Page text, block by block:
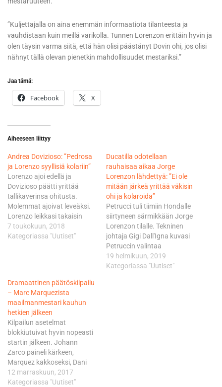
”Kuljettajalla on aina enemmän informaatiota tilanteesta ja
vauhdistaan kuin meillä varikolla. Tunnen Lorenzon erittäin hyvin ja
olen täysin varma siitä, että hän olisi päästänyt Dovin ohi, jos olisi
nähnyt tällä olevan pienetkin mahdollisuudet mestariksi.”
Jaa tämä:
Facebook X
Aiheeseen liittyy
Andrea Dovizioso: ”Pedrosa
ja Lorenzo syyllisiä kolariin”
Lorenzo ajoi edellä ja
Dovizioso päätti yrittää
tallikaverinsa ohitusta.
Molemmat ajoivat leveäksi.
Lorenzo leikkasi takaisin
radalle ja osui Pedrosaan,
joka yritti samalla ohittaa
kolariin oli Dani, koska hän
oli takanamme. Hän yritti
sisäkautta ohi kovemmalla
vauhdilla kuin…
7 toukokuun, 2018
Kategoriassa "Uutiset"
Ducatilla odotellaan
rauhaisaa aikaa Jorge
Lorenzon lähdettyä: ”Ei ole
mitään järkeä yrittää väkisin
ohi ja kolaroida”
Petrucci tuli tiimiin Hondalle
siirtyneen särmikkään Jorge
Lorenzon tilalle. Tekninen
johtaja Gigi Dall'Igna kuvasi
Petruccin valintaa
muutokseksi Ducatin
kuljettajastrategiassa
19 helmikuun, 2019
Kategoriassa "Uutiset"
​Dramaattinen päätöskilpailu
– Marc Marquezista
maailmanmestari kauhun
hetkien jälkeen
Kilpailun asetelmat
blokkiutuivat hyvin nopeasti
startin jälkeen. Johann
Zarco paineli kärkeen,
Marquez kakkoseksi, Dani
Pedrosa kolmanneksi, ja
sitten tulivat peräkkäin
12 marraskuun, 2017
Kategoriassa "Uutiset"